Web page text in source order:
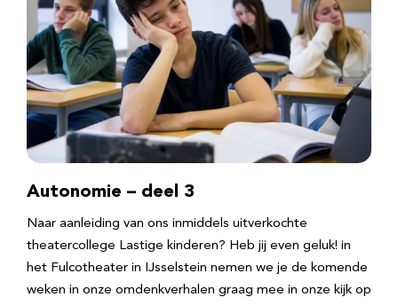
Autonomie – deel 3
Naar aanleiding van ons inmiddels uitverkochte
theatercollege Lastige kinderen? Heb jij even geluk! in
het Fulcotheater in IJsselstein nemen we je de komende
weken in onze omdenkverhalen graag mee in onze kijk op